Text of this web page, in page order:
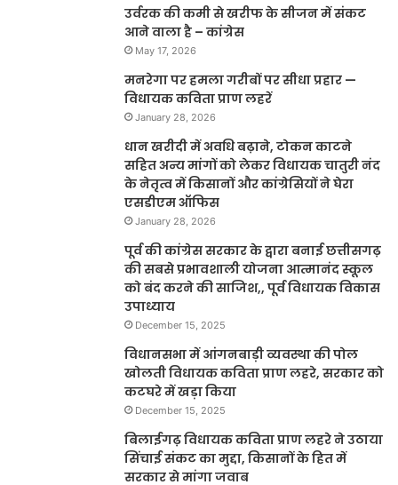
उर्वरक की कमी से खरीफ के सीजन में संकट
आने वाला है – कांग्रेस
May 17, 2026
मनरेगा पर हमला गरीबों पर सीधा प्रहार —
विधायक कविता प्राण लहरें
January 28, 2026
धान खरीदी में अवधि बढ़ाने, टोकन काटने
सहित अन्य मांगों को लेकर विधायक चातुरी नंद
के नेतृत्व में किसानों और कांग्रेसियों ने घेरा
एसडीएम ऑफिस
January 28, 2026
पूर्व की कांग्रेस सरकार के द्वारा बनाई छत्तीसगढ़
की सबसे प्रभावशाली योजना आत्मानंद स्कूल
को बंद करने की साजिश,, पूर्व विधायक विकास
उपाध्याय
December 15, 2025
विधानसभा में आंगनबाड़ी व्यवस्था की पोल
खोलती विधायक कविता प्राण लहरे, सरकार को
कटघरे में खड़ा किया
December 15, 2025
बिलाईगढ़ विधायक कविता प्राण लहरे ने उठाया
सिंचाई संकट का मुद्दा, किसानों के हित में
सरकार से मांगा जवाब